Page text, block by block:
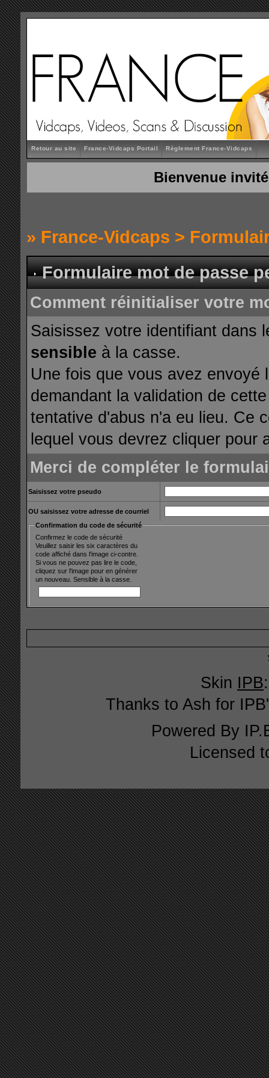
Retour au site France-Vidcaps Portail Règlement France-Vidcaps
Bienvenue invité
» France-Vidcaps >
Formulaire mot de passe
Comment réinitialiser votre
Saisissez votre identifiant dans
sensible à la casse.
Une fois que vous avez envoyé
demandant la validation de
tentative d'abus n'a eu lieu. Ce
lequel vous devrez cliquer pour
Merci de compléter le
Saisissez votre pseudo
OU saisissez votre adresse de courriel
Confirmation du code de sécurité
Confirmez le code de sécurité
Veuillez saisir les six caractères du
code affiché dans l'image ci-contre.
Si vous ne pouvez pas lire le code,
cliquez sur l'image pour en générer
un nouveau. Sensible à la casse.
Skin IPB
Thanks to Ash for
Powered By
Licensed